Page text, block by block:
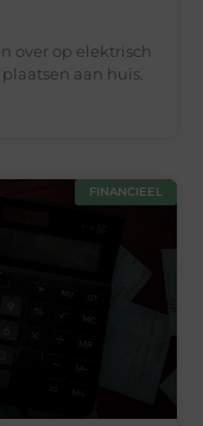
over op elektrisch
aan huis.
FINANCIEEL